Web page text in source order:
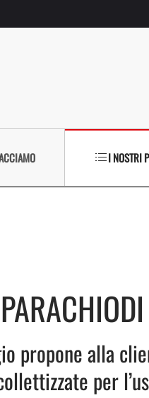
I NOSTRI
propone alla
per